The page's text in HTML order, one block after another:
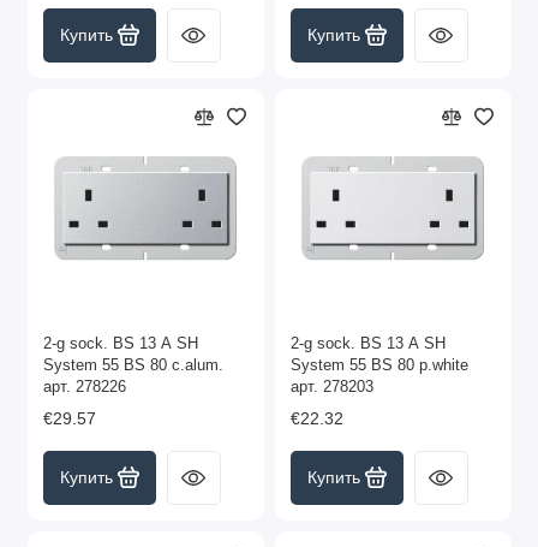
Купить Купить
2-g sock. BS 13 A SH
System 55 BS 80 c.alum.
арт. 278226
€29.57
Купить
2-g sock. BS 13 A SH
System 55 BS 80 p.white
арт. 278203
€22.32
Купить